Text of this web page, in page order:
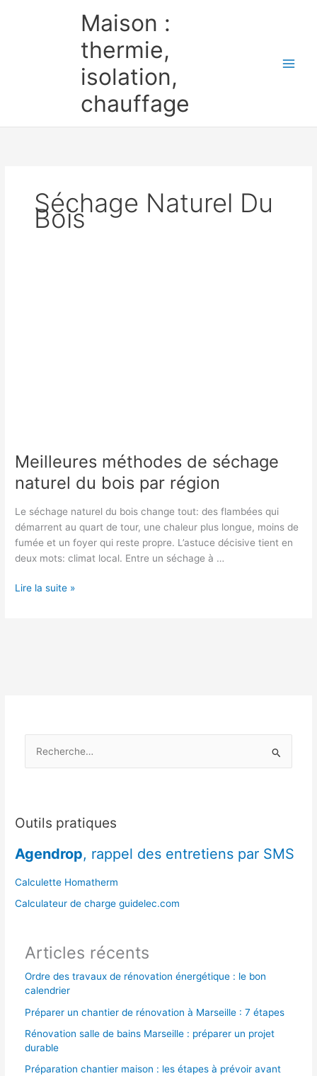
Maison :
thermie,
isolation,
chauffage
Séchage Naturel Du
Bois
Meilleures méthodes de séchage
naturel du bois par région
Le séchage naturel du bois change tout: des flambées qui
démarrent au quart de tour, une chaleur plus longue, moins de
fumée et un foyer qui reste propre. L’astuce décisive tient en
deux mots: climat local. Entre un séchage à …
Meilleures
Lire la suite »
e
c
h
:
Outils pratiques
Agendrop, rappel des entretiens par SMS
Calculette Homatherm
Calculateur de charge guidelec.com
Articles récents
Ordre des travaux de rénovation énergétique : le bon
calendrier
Préparer un chantier de rénovation à Marseille : 7 étapes
Rénovation salle de bains Marseille : préparer un projet
durable
Préparation chantier maison : les étapes à prévoir avant